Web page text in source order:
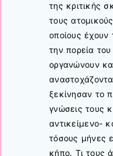
της κριτικής
τους
οποίους έχουν
την πορεία
οργανώνουν
ξεκίνησαν το
γνώσεις τους
αντικείμενο-
τόσους μήνες
κήπο. Τι τους